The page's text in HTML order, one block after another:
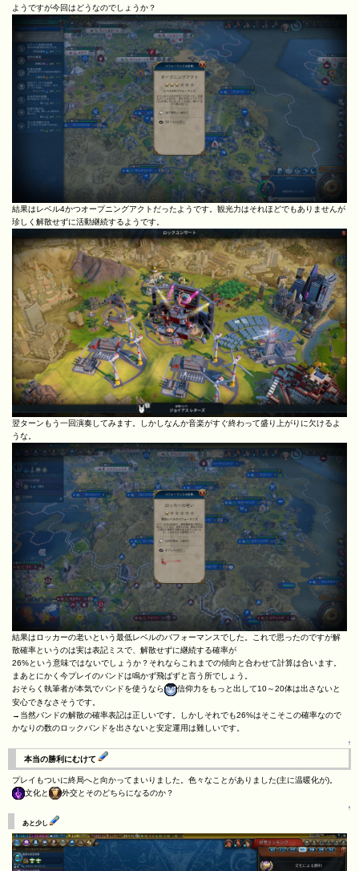
ようですが今回はどうなのでしょうか？
結果はレベル4かつオープニングアクトだったようです。観光力はそれほどでもありませんが
珍しく解散せずに活動継続するようです。
翌ターンもう一回演奏してみます。しかしなんか音楽がすぐ終わって盛り上がりに欠けるよ
うな。
結果はロッカーの老いという最低レベルのパフォーマンスでした。これで思ったのですが解
散確率というのは実は表記ミスで、解散せずに継続する確率が
26%という意味ではないでしょうか？それならこれまでの傾向と合わせて計算は合います。
まあとにかく今プレイのバンドは鳴かず飛ばずと言う所でしょう。
おそらく執筆者が本気でバンドを使うなら
信仰力をもっと出して10～20体は出さないと
安心できなさそうです。
→当然バンドの解散の確率表記は正しいです。しかしそれでも26%はそこそこの確率なので
かなりの数のロックバンドを出さないと安定運用は難しいです。
↑
本当の勝利にむけて
プレイもついに終局へと向かってまいりました。色々なことがありました(主に温暖化が)。
文化と
外交とそのどちらになるのか？
↑
あと少し